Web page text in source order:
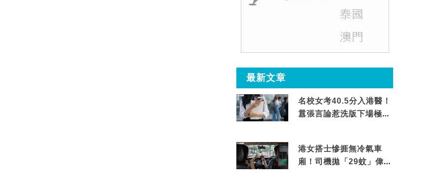
最新文章
名校女考40.5分入港醫！
囂張言論惹洗版下場極震
港女搭士慘捱無冷氣車
廂！司機拋「29蚊」偉論